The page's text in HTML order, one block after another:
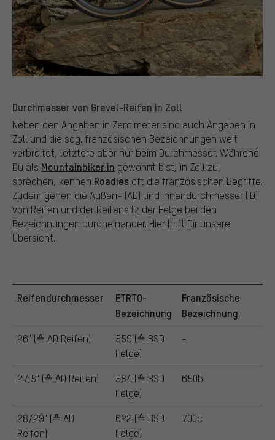
Durchmesser von Gravel-Reifen in Zoll
Neben den Angaben in Zentimeter sind auch Angaben in
Zoll und die sog. französischen Bezeichnungen weit
verbreitet, letztere aber nur beim Durchmesser. Während
Du als Mountainbiker:in gewohnt bist, in Zoll zu
sprechen, kennen Roadies oft die französischen Begriffe.
Zudem gehen die Außen- (AD) und Innendurchmesser (ID)
von Reifen und der Reifensitz der Felge bei den
Bezeichnungen durcheinander. Hier hilft Dir unsere
Übersicht.
Reifendurchmesser
ETRTO-
Bezeichnung
Französische
Bezeichnung
26" (≙ AD Reifen)
559 (≙ BSD
Felge)
-
27,5" (≙ AD Reifen)
584 (≙ BSD
Felge)
650b
28/29" (≙ AD
Reifen)
622 (≙ BSD
Felge)
700c